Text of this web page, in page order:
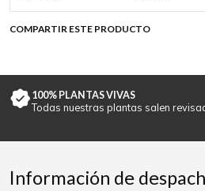
COMPARTIR ESTE PRODUCTO
100% PLANTAS VIVAS
Todas nuestras plantas salen
Información de